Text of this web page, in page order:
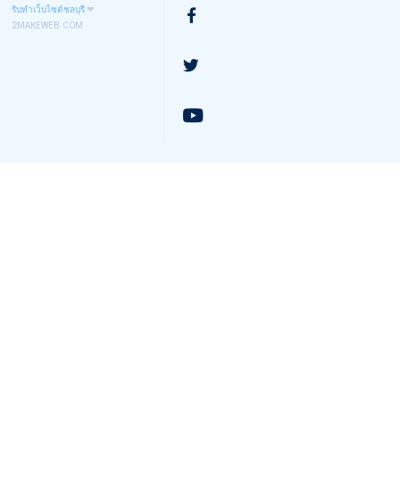
รับทำเว็บไซต์ชลบุรี ❤
2MAKEWEB.COM